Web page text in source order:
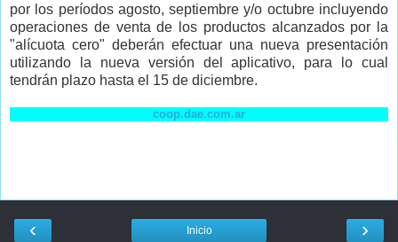
por los períodos agosto, septiembre y/o octubre incluyendo
operaciones de venta de los productos alcanzados por la
"alícuota cero" deberán efectuar una nueva presentación
utilizando la nueva versión del aplicativo, para lo cual
tendrán plazo hasta el 15 de diciembre.
coop.dae.com.ar
‹ ›
Inicio